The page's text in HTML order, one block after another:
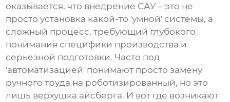
оказывается, что внедрение САУ – это не
просто установка какой-то 'умной' системы, а
сложный процесс, требующий глубокого
понимания специфики производства и
серьезной подготовки. Часто под
'автоматизацией' понимают просто замену
ручного труда на роботизированный, но это
лишь верхушка айсберга. И вот где возникают